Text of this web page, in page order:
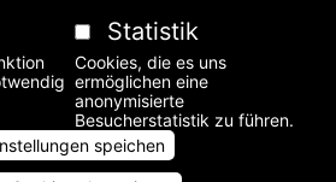
Statistik
Cookies, die es uns
ermöglichen eine
anonymisierte
Besucherstatistik zu führen.
speichen